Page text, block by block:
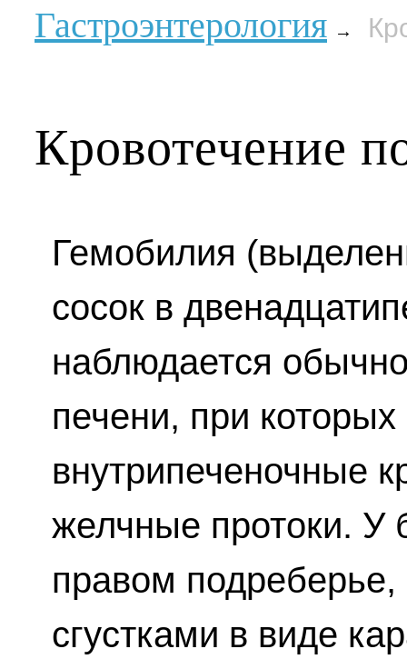
Гастроэнтерология →
Кровотечение
Гемобилия
сосок в
наблюдается
печени, при
внутрипеченочные
желчные протоки. У
правом подреберье,
сгустками в виде